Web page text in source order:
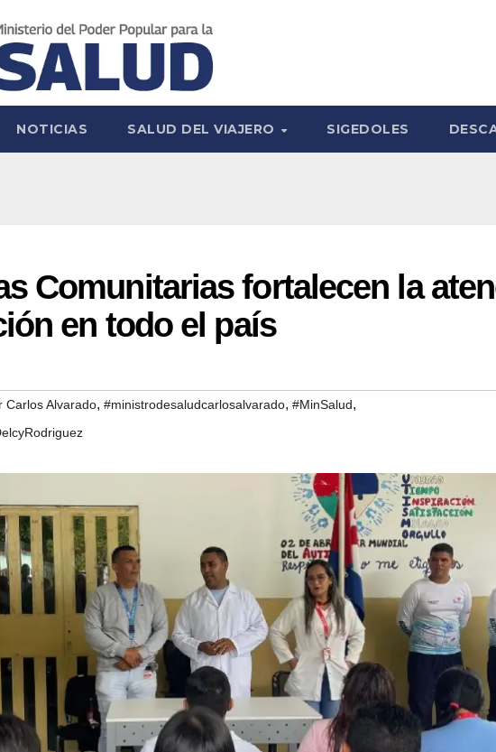
NOTICIAS SALUD DEL VIAJERO SIGEDOLES
Comunitarias fortalecen la
en todo el país
Carlos Alvarado, #ministrodesaludcarlosalvarado, #MinSalud,